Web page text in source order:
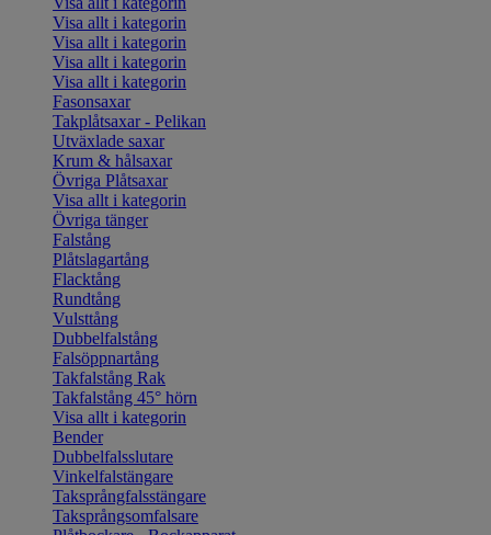
Visa allt i kategorin
Visa allt i kategorin
Visa allt i kategorin
Visa allt i kategorin
Fasonsaxar
Takplåtsaxar - Pelikan
Utväxlade saxar
Krum & hålsaxar
Övriga Plåtsaxar
Visa allt i kategorin
Övriga tänger
Falstång
Plåtslagartång
Flacktång
Rundtång
Vulsttång
Dubbelfalstång
Falsöppnartång
Takfalstång Rak
Takfalstång 45° hörn
Visa allt i kategorin
Bender
Dubbelfalsslutare
Vinkelfalstängare
Taksprångfalsstängare
Taksprångsomfalsare